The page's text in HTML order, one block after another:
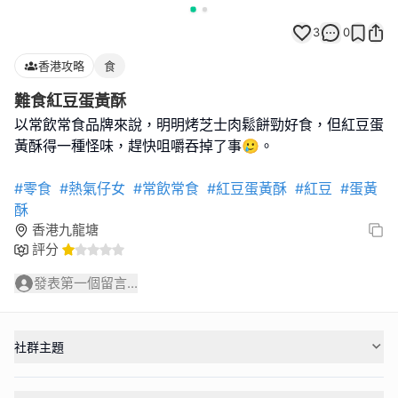
3 0
香港攻略 食
難食紅豆蛋黃酥
以常飲常食品牌來說，明明烤芝士肉鬆餅勁好食，但紅豆蛋
黃酥得一種怪味，趕快咀嚼吞掉了事🥲。
#零食 #熱氣仔女 #常飲常食 #紅豆蛋黃酥 #紅豆 #蛋黃
酥
香港九龍塘
評分
發表第一個留言...
社群主題